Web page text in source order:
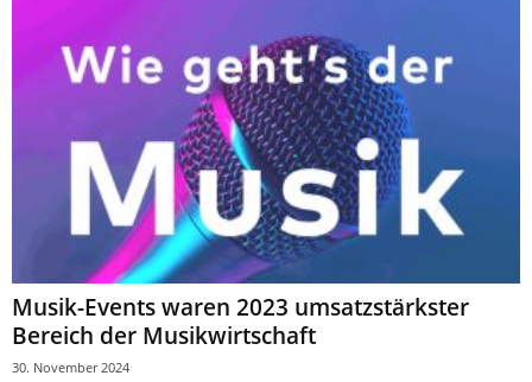
Musik-Events waren 2023 umsatzstärkster
Bereich der Musikwirtschaft
30. November 2024